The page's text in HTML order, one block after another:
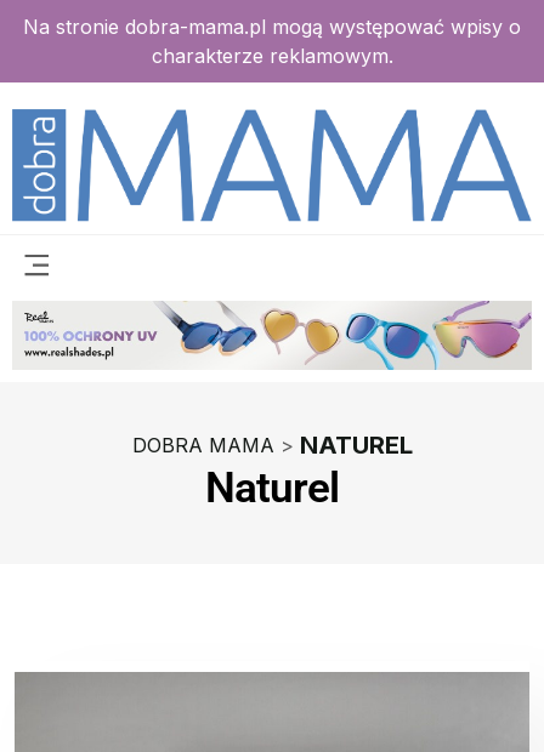
Na stronie dobra-mama.pl mogą występować wpisy o
charakterze reklamowym.
DOBRA MAMA > NATUREL
Naturel